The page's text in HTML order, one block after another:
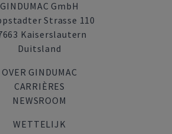
GINDUMAC GmbH
Strasse 110
Kaiserslautern
Duitsland
OVER GINDUMAC
CARRIÈRES
NEWSROOM
WETTELIJK